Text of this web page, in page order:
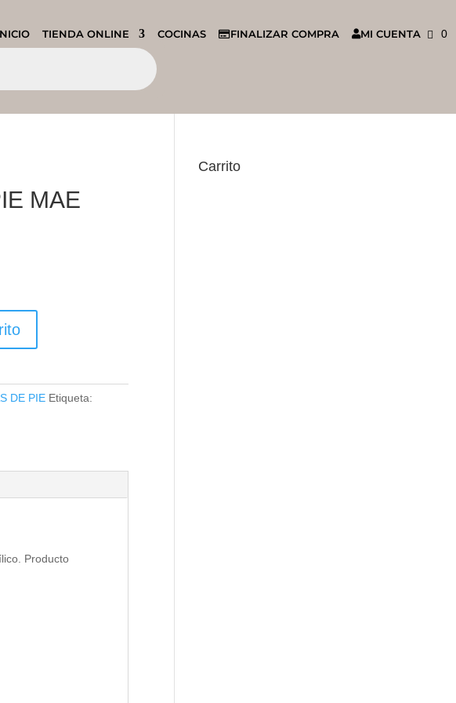
TIENDA ONLINE COCINAS FINALIZAR COMPRA MI CUENTA
0
MAE
DE PIE Etiqueta:
Producto
Carrito